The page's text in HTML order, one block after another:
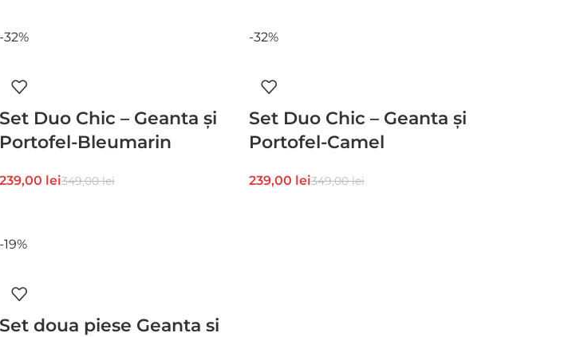
-32%
Set Duo Chic – Geanta și
Portofel-Bleumarin
349,00lei
239,00 lei
-32%
Set Duo Chic – Geanta și
Portofel-Camel
349,00lei
239,00 lei
-19%
Set doua piese Geanta si